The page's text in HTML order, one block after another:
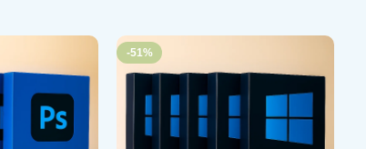
-51%